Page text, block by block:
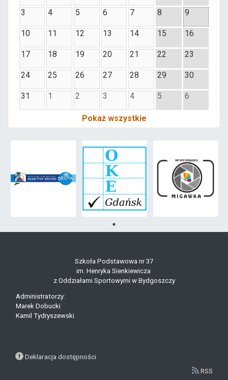
3 4 5 6 7 8 9
10 11 12 13 14 15 16
17 18 19 20 21 22 23
24 25 26 27 28 29 30
31 1 2 3 4 5 6
Pokaż wszystkie
Szkoła Podstawowa nr 37
im. Henryka Sienkiewicza
z Oddziałami Sportowymi w Bydgoszczy
Administratorzy:
Marek Dobucki
Kamil Tydryszewski
Deklaracja dostępności
RSS